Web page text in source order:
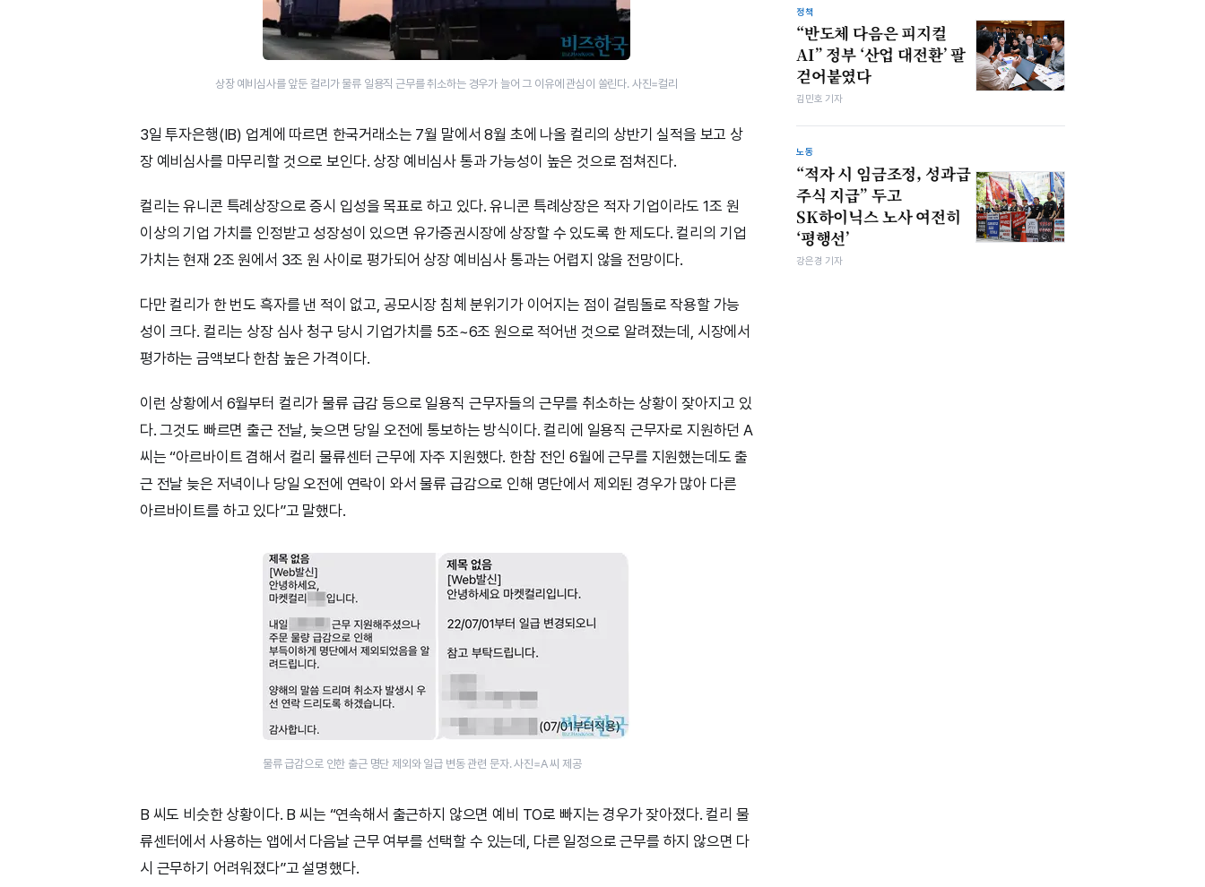
상장 예비심사를 앞둔 컬리가 물류 일용직 근무를 취소하는 경​우가 늘어 그 이유에 관심이 쏠린다. 사진=컬리
3일 투자은행(IB) 업계에 따르면 한국거래소는 7월 말에서 8월 초에 나올 컬리의 상반기 실적을 보고 상
장 예비심사를 마무리할 것으로 보인다. 상장 예비심사 통과 가능성이 높은 것으로 점쳐진다.
컬리는 유니콘 특례상장으로 증시 입성을 목표로 하고 있다. 유니콘 특례상장은 적자 기업이라도 1조 원
이상의 기업 가치를 인정받고 성장성이 있으면 유가증권시장에 상장할 수 있도록 한 제도다. 컬리의 기업
가치는 현재 2조 원에서 3조 원 사이로 평가되어 상장 예비심사 통과는 어렵지 않을 전망이다.
다만 컬리가 한 번도 흑자를 낸 적이 없고, 공모시장 침체 분위기가 이어지는 점이 걸림돌로 작용할 가능
성이 크다. 컬리는 상장 심사 청구 당시 기업가치를 5조~6조 원으로 적어낸 것으로 알려졌는데, 시장에서
평가하는 금액보다 한참 높은 가격이다.
이런 상황에서 6월부터 컬리가 물류 급감 등으로 일용직 근무자들의 근무를 취소하는 상황이 잦아지고 있
다. 그것도 빠르면 출근 전날, 늦으면 당일 오전에 통보하는 방식이다. 컬리에 일용직 근무자로 지원하던 A
씨는 “아르바이트 겸해서 컬리 물류센터 근무에 자주 지원했다. 한참 전인 6월에 근무를 지원했는데도 출
근 전날 늦은 저녁이나 당일 오전에 연락이 와서 물류 급감으로 인해 명단에서 제외된 경우가 많아 다른
아르바이트를 하고 있다”고 말했다.
물류 급감으로 인한 출근 명단 제외와 일급 변동 관련 문자. 사진=A 씨 제공
B 씨도 비슷한 상황이다. B 씨는 “연속해서 출근하지 않으면 예비 TO로 빠지는 경우가 잦아졌다. 컬리 물
류센터에서 사용하는 앱에서 다음날 근무 여부를 선택할 수 있는데, 다른 일정으로 근무를 하지 않으면 다
시 근무하기 어려워졌다”고 설명했다.
정책
“반도체 다음은 피지컬
AI” 정부 ‘산업 대전환’ 팔
걷어붙였다
김민호 기자
노동
“적자 시 임금조정, 성과급
주식 지급” 두고
SK하이닉스 노사 여전히
‘평행선’
강은경 기자